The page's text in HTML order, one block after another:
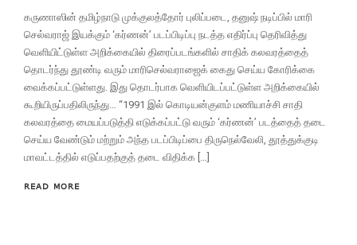
கருணாஸின் தமிழ்நாடு முக்குலத்தோர் புலிப்படை, தனுஷ் நடிப்பில் மாரி
செல்வராஜ் இயக்கும் ‘கர்ணன்’ படப்பிடிப்பு நடத்த எதிர்ப்பு தெரிவித்து
வெளியிட்டுள்ள அறிக்கையில் திரைப்படங்களில் சாதிக் கலவரத்தைத்
தொடர்ந்து தூண்டி வரும் மாரிசெல்வராஜைக் கைது செய்ய கோரிக்கை
வைக்கப்பட்டுள்ளது. இது தொடர்பாக வெளியிடப்பட்டுள்ள அறிக்கையில்
கூறியிருப்பதிலிருந்து… “1991 இல் கொடியன்குளம் மணியாச்சி சாதி
கலவரத்தை மையப்படுத்தி எடுக்கப்பட்டு வரும் ‘கர்ணன்’ படத்தைத் தடை
செய்ய வேண்டும் மற்றும் அந்த படப்பிடிப்பை திருநெல்வேலி, தூத்துக்குடி
மாவட்டத்தில் எடுப்பதற்குத் தடை விதிக்க […]
READ MORE